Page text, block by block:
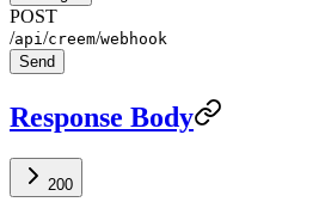
POST
/api /creem/webhook
Send
Response Body
200